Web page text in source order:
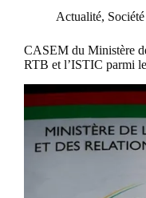
Actualité, Société
CASEM du Ministère
RTB et l’ISTIC parmi